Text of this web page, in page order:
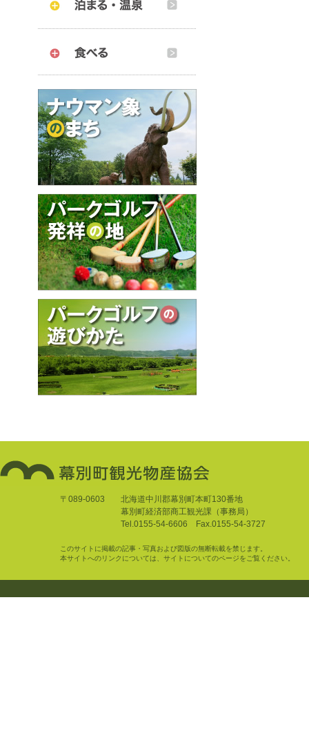
〒089-0603
北海道中川郡幕別町本町130番地
幕別町経済部商工観光課（事務局）
Tel.0155-54-6606 Fax.0155-54-3727
このサイトに掲載の記事・写真および図版の無断転載を禁じます。
本サイトへのリンクについては、サイトについてのページをご覧ください。